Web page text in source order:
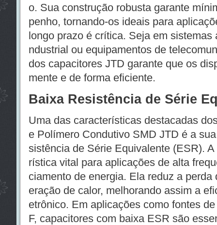
o. Sua construção robusta garante
penho, tornando-os ideais para
longo prazo é crítica. Seja em sistemas
ndustrial ou equipamentos de
dos capacitores JTD garante que os
mente e de forma eficiente.
Baixa Resistência de Série
Uma das características destacadas
e Polímero Condutivo SMD JTD é a
sistência de Série Equivalente (ESR).
rística vital para aplicações de alta
ciamento de energia. Ela reduz a
eração de calor, melhorando assim a
etrônico. Em aplicações como fontes
F, capacitores com baixa ESR são